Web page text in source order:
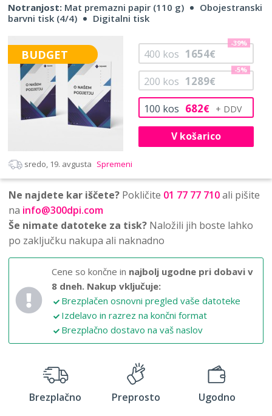
Notranjost: Mat premazni papir (110 g)
Obojestranski
barvni tisk (4/4)
Digitalni tisk
BUDGET
100 kos 682€
200 kos 1289€
-5%
400 kos 1654€
-39%
V košarico
sredo, 19. avgusta Spremeni
Ne najdete kar iščete? Pokličite 01 77 77 710ali pišite
na info@300dpi.com
Še nimate datoteke za tisk? Naložili jih boste lahko
po zaključku nakupa ali naknadno
Cene so končne in najbolj ugodne pri dobavi v
8 dneh. Nakup vključuje:
Brezplačen osnovni pregled vaše datoteke
Izdelavo in razrez na končni format
Brezplačno dostavo na vaš naslov
Brezplačno Preprosto Ugodno